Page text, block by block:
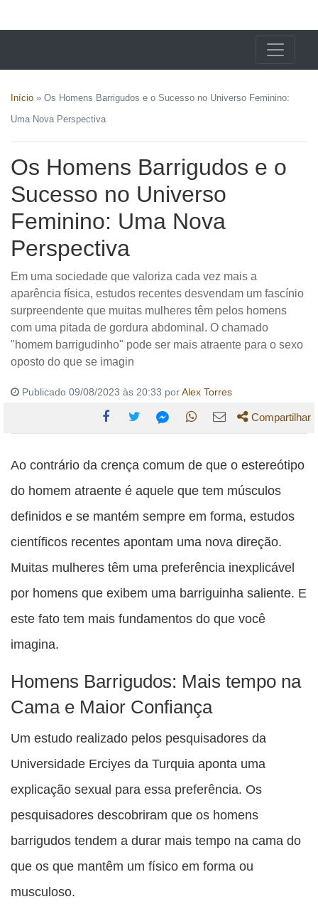
Início » Os Homens Barrigudos e o Sucesso no Universo Feminino:
Uma Nova Perspectiva
Os Homens Barrigudos e o
Sucesso no Universo
Feminino: Uma Nova
Perspectiva
Em uma sociedade que valoriza cada vez mais a
aparência física, estudos recentes desvendam um fascínio
surpreendente que muitas mulheres têm pelos homens
com uma pitada de gordura abdominal. O chamado
"homem barrigudinho" pode ser mais atraente para o sexo
oposto do que se imagin
Publicado 09/08/2023 às 20:33 porAlex Torres
esta
publicação
esta
publicação
Twitter
esta
publicação
esta
publicação
WhatsApp
esta
publicação
Email
Compartilhar
Ao contrário da crença comum de que o estereótipo
do homem atraente é aquele que tem músculos
definidos e se mantém sempre em forma, estudos
científicos recentes apontam uma nova direção.
Muitas mulheres têm uma preferência inexplicável
por homens que exibem uma barriguinha saliente. E
este fato tem mais fundamentos do que você
imagina.
Homens Barrigudos: Mais tempo na
Cama e Maior Confiança
Um estudo realizado pelos pesquisadores da
Universidade Erciyes da Turquia aponta uma
explicação sexual para essa preferência. Os
pesquisadores descobriram que os homens
barrigudos tendem a durar mais tempo na cama do
que os que mantêm um físico em forma ou
musculoso.